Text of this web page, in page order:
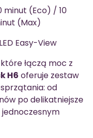
minut (Eco) / 10
(Max)
Easy-View
łączą moc z
H6 oferuje zestaw
od
po delikatniejsze
jednoczesnym